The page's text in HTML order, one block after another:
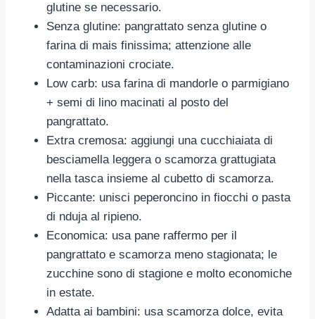
glutine se necessario.
Senza glutine: pangrattato senza glutine o
farina di mais finissima; attenzione alle
contaminazioni crociate.
Low carb: usa farina di mandorle o parmigiano
+ semi di lino macinati al posto del
pangrattato.
Extra cremosa: aggiungi una cucchiaiata di
besciamella leggera o scamorza grattugiata
nella tasca insieme al cubetto di scamorza.
Piccante: unisci peperoncino in fiocchi o pasta
di nduja al ripieno.
Economica: usa pane raffermo per il
pangrattato e scamorza meno stagionata; le
zucchine sono di stagione e molto economiche
in estate.
Adatta ai bambini: usa scamorza dolce, evita